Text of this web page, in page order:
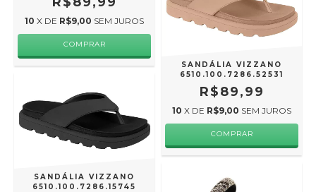
10 X DE R$9,00 SEM JUROS
COMPRAR
SANDÁLIA VIZZANO
6510.100.7286.52531
R$89,99
10 X DE R$9,00 SEM JUROS
COMPRAR
SANDÁLIA VIZZANO
6510.100.7286.15745